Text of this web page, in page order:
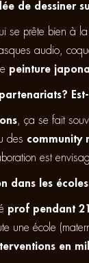
de dessiner
se prête bien à la
audio,
peinture
, ça se fait
des community
est
dans les
prof pendant
une école
en